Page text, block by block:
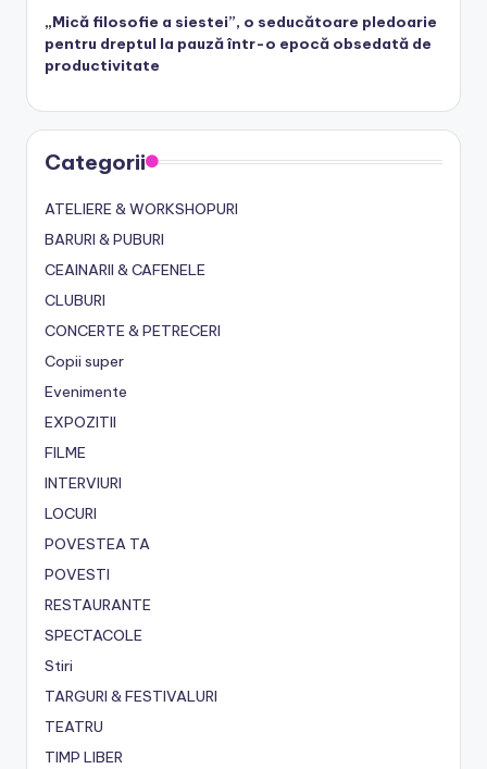
„Mică filosofie a siestei”, o seducătoare pledoarie
pentru dreptul la pauză într-o epocă obsedată de
productivitate
Categorii
ATELIERE & WORKSHOPURI
BARURI & PUBURI
CEAINARII & CAFENELE
CLUBURI
CONCERTE & PETRECERI
Copii super
Evenimente
EXPOZITII
FILME
INTERVIURI
LOCURI
POVESTEA TA
POVESTI
RESTAURANTE
SPECTACOLE
Stiri
TARGURI & FESTIVALURI
TEATRU
TIMP LIBER